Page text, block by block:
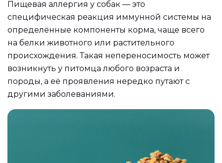
Пищевая аллергия у собак — это
специфическая реакция иммунной системы на
определённые компоненты корма, чаще всего
на белки животного или растительного
происхождения. Такая непереносимость может
возникнуть у питомца любого возраста и
породы, а её проявления нередко путают с
другими заболеваниями.